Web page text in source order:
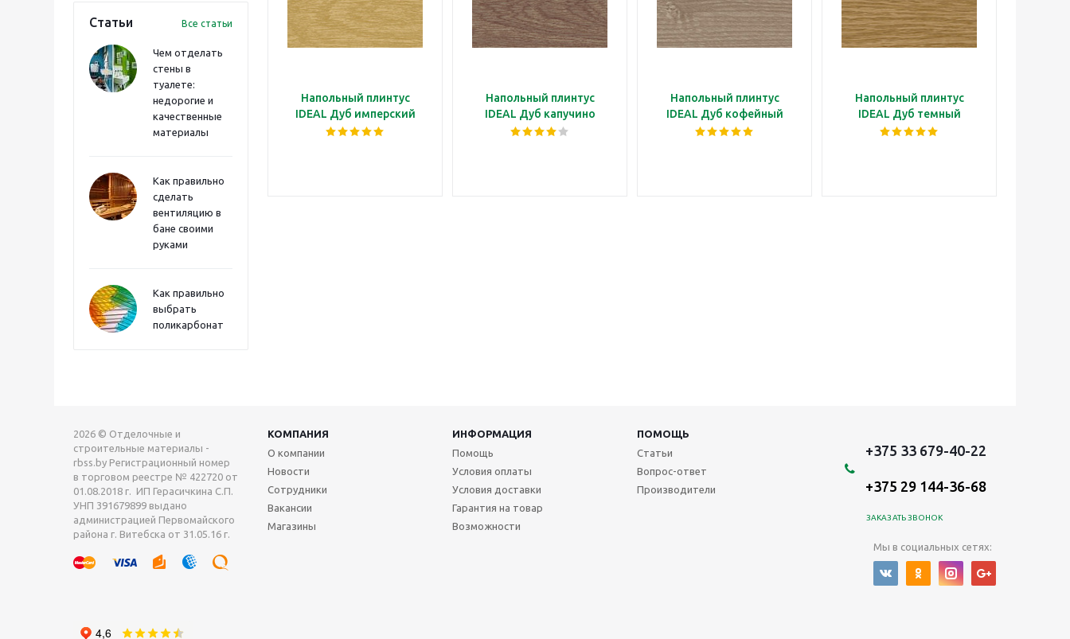
Статьи Все статьи
Чем отделать
стены в
туалете:
недорогие и
качественные
материалы
Как правильно
сделать
вентиляцию в
бане своими
руками
Как правильно
выбрать
поликарбонат
Напольный плинтус
IDEAL Дуб имперский
Напольный плинтус
IDEAL Дуб капучино
Напольный плинтус
IDEAL Дуб кофейный
Напольный плинтус
IDEAL Дуб темный
2026 © Отделочные и
строительные материалы -
rbss.by Регистрационный номер
в торговом реестре № 422720 от
01.08.2018 г. ИП Герасичкина С.П.
УНП 391679899 выдано
администрацией Первомайского
района г. Витебска от 31.05.16 г.
КОМПАНИЯ ИНФОРМАЦИЯ
ПОМОЩЬ
О компании
Новости
Сотрудники
Вакансии
Магазины
Помощь
Условия оплаты
Условия доставки
Гарантия на товар
Возможности
Статьи
Вопрос-ответ
Производители
+375 33 679-40-22
+375 29 144-36-68
ЗАКАЗАТЬ ЗВОНОК
Мы в социальных сетях: